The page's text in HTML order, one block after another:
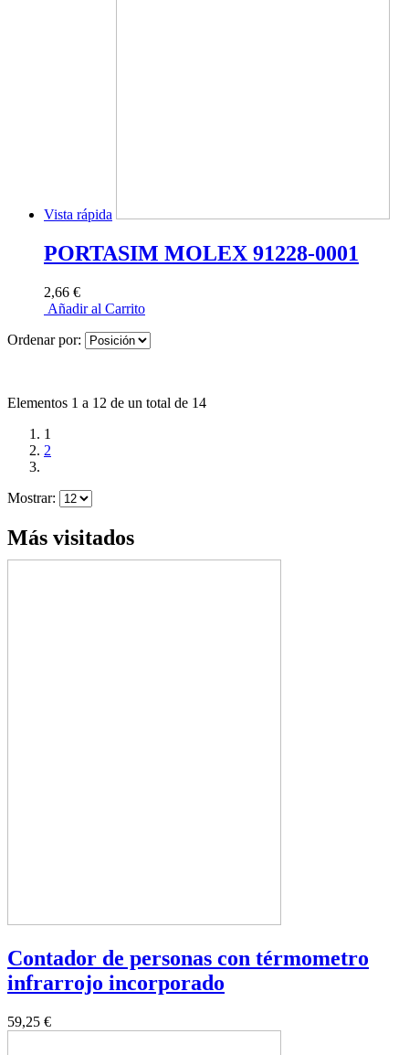
Vista rápida
PORTASIM MOLEX 91228-0001
2,66 €
Añadir al Carrito
Ordenar por:
Elementos 1 a 12 de un total de 14
1
2
Mostrar:
Más visitados
Contador de personas con térmometro
infrarrojo incorporado
59,25 €